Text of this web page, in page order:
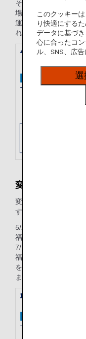
その後、4月搭乗分の
場合でも、ご購入日
運賃額が往復ともに適
れません。
変更時（旅行開始
変更日にて、旅行開始
す。
5/25に往路（7/1
福岡‐羽田）をフレッ
7/1に往路（7/3
福岡－羽田）へ予約
を行う日（=7/1）に
ます。
このクッキー
り快適にする
データに基づ
心に合ったコ
ル、SNS、広告
選